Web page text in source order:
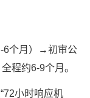
个月）→初审公
程约6-9个月。
小时响应机